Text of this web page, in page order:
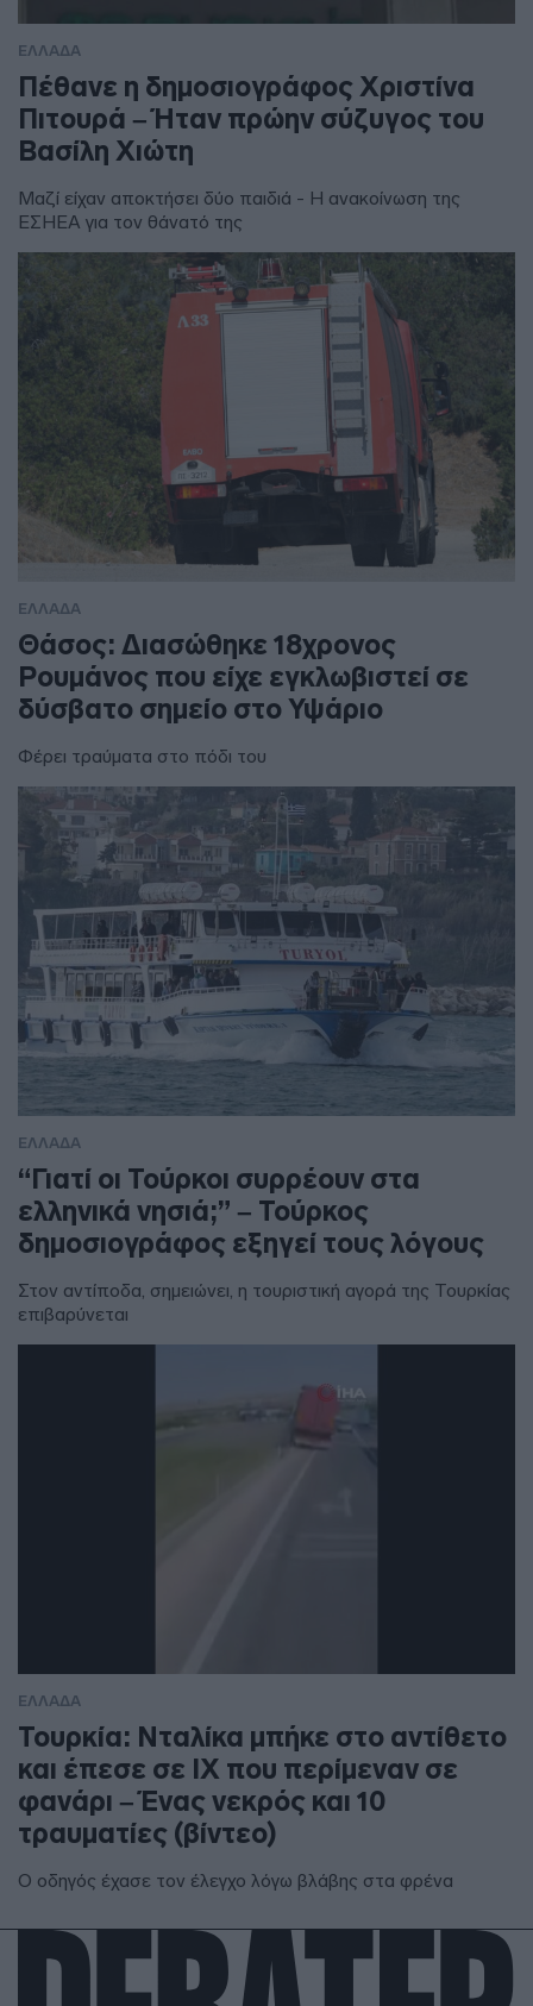
ΕΛΛΑΔΑ
Πέθανε η δημοσιογράφος Χριστίνα
Πιτουρά – Ήταν πρώην σύζυγος του
Βασίλη Χιώτη
Μαζί είχαν αποκτήσει δύο παιδιά - Η ανακοίνωση της
ΕΣΗΕΑ για τον θάνατό της
ΕΛΛΑΔΑ
Θάσος: Διασώθηκε 18χρονος
Ρουμάνος που είχε εγκλωβιστεί σε
δύσβατο σημείο στο Υψάριο
Φέρει τραύματα στο πόδι του
ΕΛΛΑΔΑ
“Γιατί οι Τούρκοι συρρέουν στα
ελληνικά νησιά;” – Τούρκος
δημοσιογράφος εξηγεί τους λόγους
Στον αντίποδα, σημειώνει, η τουριστική αγορά της Τουρκίας
επιβαρύνεται
ΕΛΛΑΔΑ
Τουρκία: Νταλίκα μπήκε στο αντίθετο
και έπεσε σε ΙΧ που περίμεναν σε
φανάρι – Ένας νεκρός και 10
τραυματίες (βίντεο)
Ο οδηγός έχασε τον έλεγχο λόγω βλάβης στα φρένα